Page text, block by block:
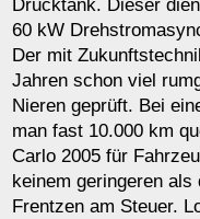
Drucktank. Dieser
60 kW
Der mit
Jahren schon viel
Nieren geprüft. Bei
man fast 10.000 km
Carlo 2005 für
keinem geringeren
Frentzen am Steuer.